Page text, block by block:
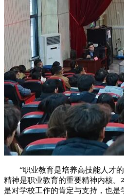
“职业教育是培养高技能人才
精神是职业教育的重要精神内核
是对学校工作的肯定与支持，也